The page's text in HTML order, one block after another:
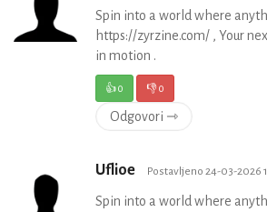
Spin into a world where
https://zyrzine.com/ , Your
in motion .
👍0 👎0
Odgovori ⇾
Uflioe Postavljeno 24-03-2026
Spin into a world where